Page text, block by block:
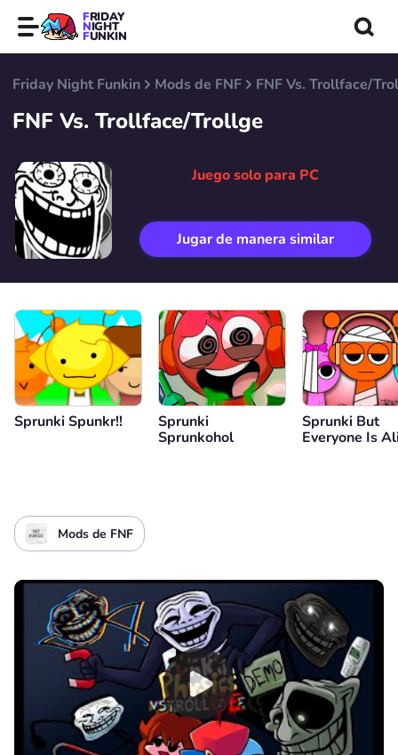
FRIDAY
NIGHT
FUNKIN
Friday Night Funkin Mods de FNF FNF Vs. Trollface/
FNF Vs. Trollface/Trollge
Juego solo para PC
Jugar de manera similar
Sprunki Spunkr!!
Sprunki
Sprunkohol
Sprunki But
Everyone Is
Mods de FNF